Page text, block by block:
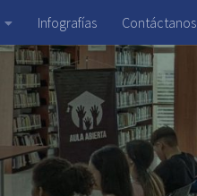
Infografías Contáctanos